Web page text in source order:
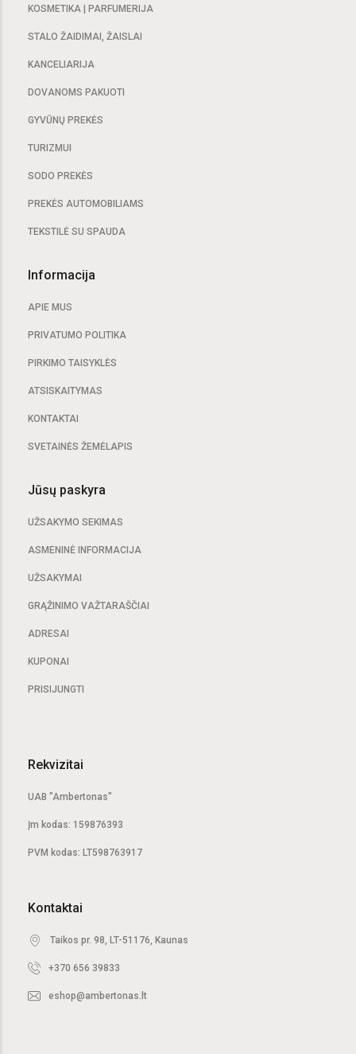
KOSMETIKA | PARFUMERIJA
STALO ŽAIDIMAI, ŽAISLAI
KANCELIARIJA
DOVANOMS PAKUOTI
GYVŪNŲ PREKĖS
TURIZMUI
SODO PREKĖS
PREKĖS AUTOMOBILIAMS
TEKSTILĖ SU SPAUDA
Informacija
APIE MUS
PRIVATUMO POLITIKA
PIRKIMO TAISYKLĖS
ATSISKAITYMAS
KONTAKTAI
SVETAINĖS ŽEMĖLAPIS
Jūsų paskyra
UŽSAKYMO SEKIMAS
ASMENINĖ INFORMACIJA
UŽSAKYMAI
GRĄŽINIMO VAŽTARAŠČIAI
ADRESAI
KUPONAI
PRISIJUNGTI
Rekvizitai
UAB "Ambertonas"
Įm kodas: 159876393
PVM kodas: LT598763917
Kontaktai
Taikos pr. 98, LT-51176, Kaunas
+370 656 39833
eshop@ambertonas.lt